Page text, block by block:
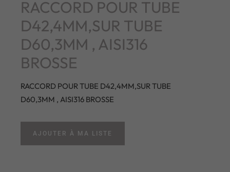
RACCORD POUR TUBE
D42,4MM,SUR TUBE
D60,3MM , AISI316
BROSSE
RACCORD POUR TUBE D42,4MM,SUR TUBE
D60,3MM , AISI316 BROSSE
AJOUTER À MA LISTE